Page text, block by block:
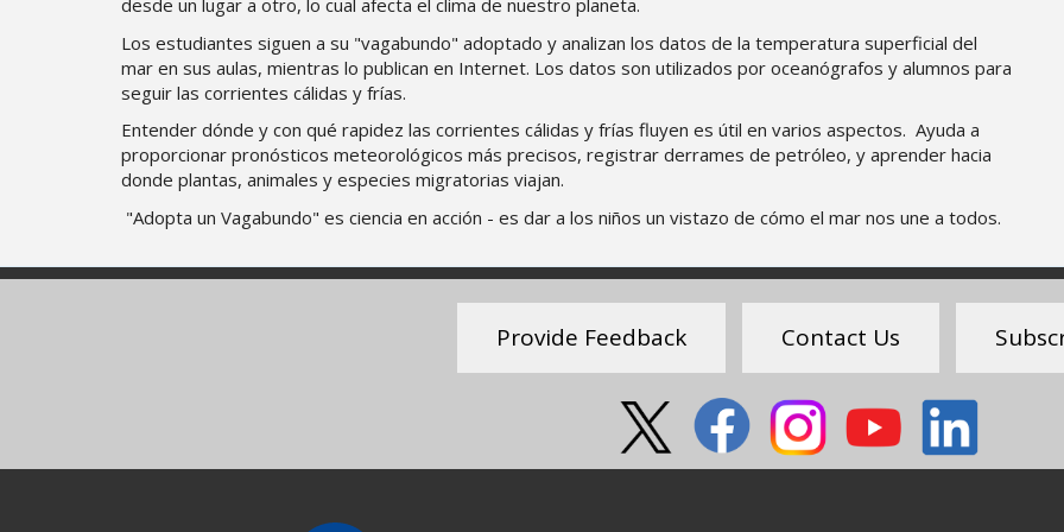
desde un lugar a otro, lo cual afecta el clima de nuestro planeta.
Los estudiantes siguen a su "vagabundo" adoptado y analizan los datos de la temperatura superficial del
mar en sus aulas, mientras lo publican en Internet. Los datos son utilizados por oceanógrafos y alumnos para
seguir las corrientes cálidas y frías.
Entender dónde y con qué rapidez las corrientes cálidas y frías fluyen es útil en varios aspectos. Ayuda a
proporcionar pronósticos meteorológicos más precisos, registrar derrames de petróleo, y aprender hacia
donde plantas, animales y especies migratorias viajan.
"Adopta un Vagabundo" es ciencia en acción - es dar a los niños un vistazo de cómo el mar nos une a todos.
Provide Feedback Contact Us